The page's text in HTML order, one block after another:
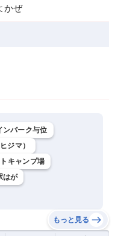
かぜ
ンパーク与位
ジマ）
キャンプ場
はが
もっと見る